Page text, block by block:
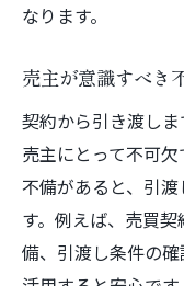
なります。
売主が意識すべき
契約から引き渡しま
売主にとって不可
不備があると、引
す。例えば、売買
備、引渡し条件の